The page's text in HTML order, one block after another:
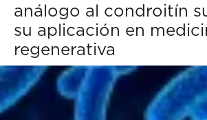
análogo al condroitín
su aplicación en
regenerativa